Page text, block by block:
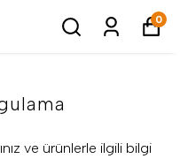
0
ve ürünlerle ilgili bilgi